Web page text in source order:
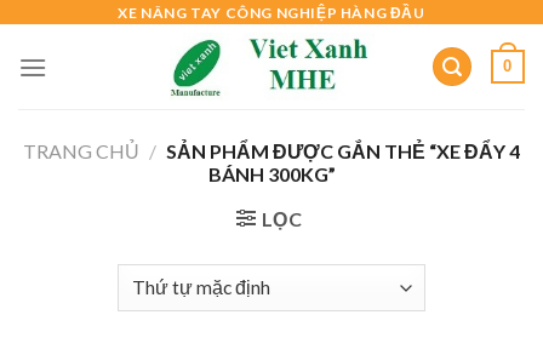
content
XE NÂNG TAY CÔNG NGHIỆP HÀNG ĐẦU
0
TRANG CHỦ / SẢN PHẨM ĐƯỢC GẮN THẺ “XE ĐẨY 4
BÁNH 300KG”
LỌC